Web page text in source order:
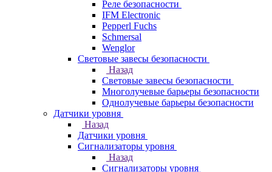
Реле безопасности
IFM Electronic
Pepperl Fuchs
Schmersal
Wenglor
Световые завесы безопасности
Назад
Световые завесы безопасности
Многолучевые барьеры безопасности
Однолучевые барьеры безопасности
Датчики уровня
Назад
Датчики уровня
Сигнализаторы уровня
Назад
Сигнализаторы уровня